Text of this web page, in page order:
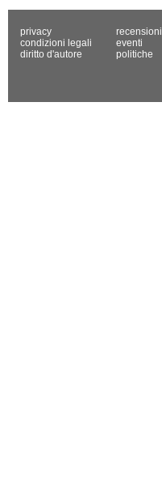
privacy
condizioni legali
diritto d'autore
recensioni
eventi
politiche